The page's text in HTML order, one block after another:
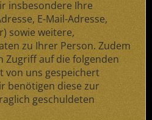
insbesondere Ihre
E-Mail-Adresse,
sowie weitere,
zu Ihrer Person. Zudem
Zugriff auf die folgenden
von uns gespeichert
benötigen diese zur
geschuldeten